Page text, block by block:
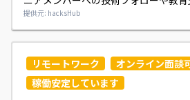
ラシー向上を推進していただきます。
プロジェクト推進におけるコミュニ
やナレッジ共有の仕組み化もご担当
提供元: hacksHub
リモートワーク
オンライン面談
稼働安定しています